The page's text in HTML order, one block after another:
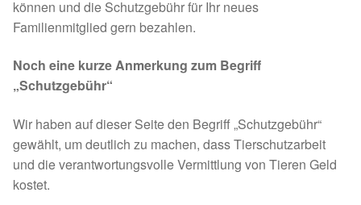
können und die Schutzgebühr für Ihr neues
Familienmitglied gern bezahlen.
Noch eine kurze Anmerkung zum Begriff
„Schutzgebühr“
Wir haben auf dieser Seite den Begriff „Schutzgebühr“
gewählt, um deutlich zu machen, dass Tierschutzarbeit
und die verantwortungsvolle Vermittlung von Tieren Geld
kostet.